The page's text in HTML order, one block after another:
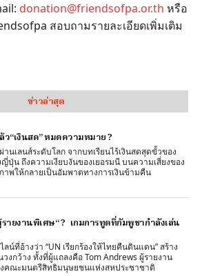
donation@friendsofpa.or.th หรือ
สอบถามรายละเอียดเพิ่มเติม
ข่าวล่าสุด
“เงินสด” หมดความหมาย ?
านเลนส์ระดับโลก จากบทเรียนไร้เงินสดสุดขั้วของ
ปุ่น ถึงความเงียบงันของเยอรมนี บนความเสี่ยงของ
าพให้กลายเป็นอัมพาตทางการเงินข้ามคืน
รายงานพิเศษ“ ? เกมการทูตที่กัมพูชากำลังเล่น
น์ที่อ้างว่า “UN เรียกร้องให้ไทยคืนดินแดน” สร้าง
งกว้าง ทั้งที่ผู้แถลงคือ Tom Andrews ผู้รายงาน
คณะมนตรีสิทธิมนุษยชนแห่งสหประชาชาติ